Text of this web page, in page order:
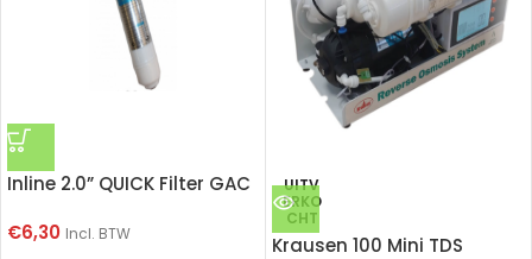
Inline 2.0” QUICK Filter GAC
€6,30 Incl. BTW
UITV
ERKO
CHT
Krausen 100 Mini TDS